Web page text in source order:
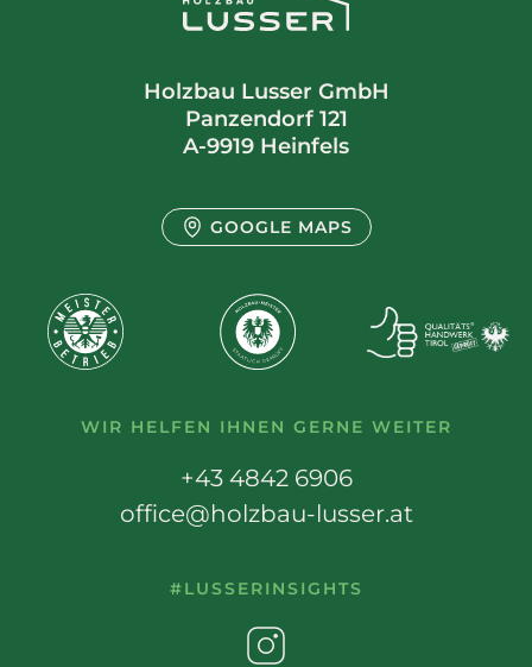
Holzbau Lusser GmbH
Panzendorf 121
A-9919 Heinfels
GOOGLE MAPS
WIR HELFEN IHNEN GERNE WEITER
+43 4842 6906
office@holzbau-lusser.at
#LUSSERINSIGHTS